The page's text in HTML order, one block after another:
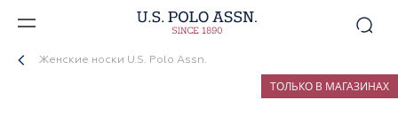
Женские носки U.S. Polo Assn.
ТОЛЬКО В МАГАЗИНАХ